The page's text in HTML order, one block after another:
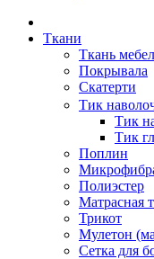
Ткани
Ткань
Покрывала
Скатерти
Тик
Тик
Тик
Поплин
Полиэстер
Матрасная
Трикот
Мулетон
Сетка для